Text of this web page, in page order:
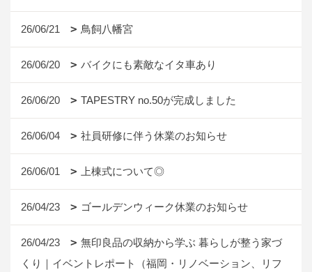
26/06/21 鳥飼八幡宮
26/06/20 バイクにも素敵なイタ車あり
26/06/20 TAPESTRY no.50が完成しました
26/06/04 社員研修に伴う休業のお知らせ
26/06/01 上棟式について◎
26/04/23 ゴールデンウィーク休業のお知らせ
26/04/23
無印良品の収納から学ぶ 暮らしが整う家づ
くり｜イベントレポート（福岡・リノベーション、リフ